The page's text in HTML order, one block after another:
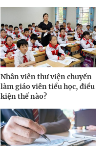
Nhân viên thư viện chuyển
làm giáo viên tiểu học, điều
kiện thế nào?